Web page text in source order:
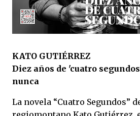
KATO GUTIÉRREZ
Diez años de 'cuatro
nunca
La novela “Cuatro Segundos”